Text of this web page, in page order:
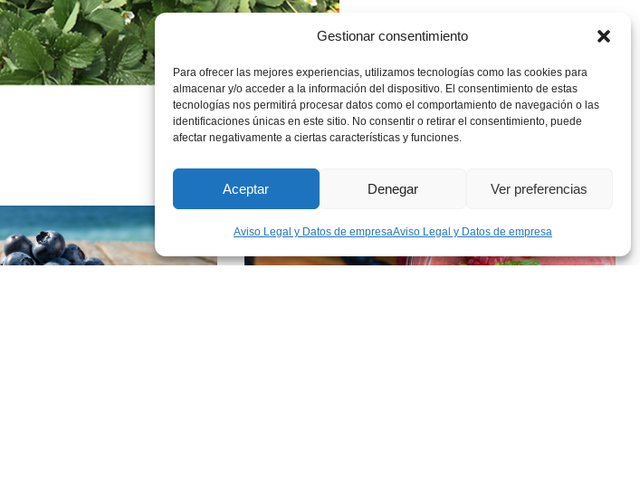
Gestionar consentimiento
Para ofrecer las mejores experiencias, utilizamos tecnologías como las cookies para
almacenar y/o acceder a la información del dispositivo. El consentimiento de estas
tecnologías nos permitirá procesar datos como el comportamiento de navegación o las
identificaciones únicas en este sitio. No consentir o retirar el consentimiento, puede
afectar negativamente a ciertas características y funciones.
Aceptar Denegar Ver preferencias
Aviso Legal y Datos de empresaAviso Legal y Datos de empresa